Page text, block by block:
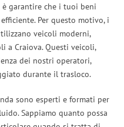
garantire che i tuoi beni
Per questo motivo, i
veicoli moderni,
a Craiova. Questi veicoli,
dei nostri operatori,
durante il trasloco.
sono esperti e formati per
Sappiamo quanto possa